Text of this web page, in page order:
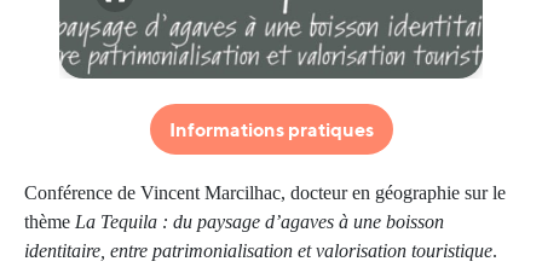
Informations pratiques
Conférence de Vincent Marcilhac, docteur en géographie sur le
thème La Tequila : du paysage d’agaves à une boisson
identitaire, entre patrimonialisation et valorisation touristique.